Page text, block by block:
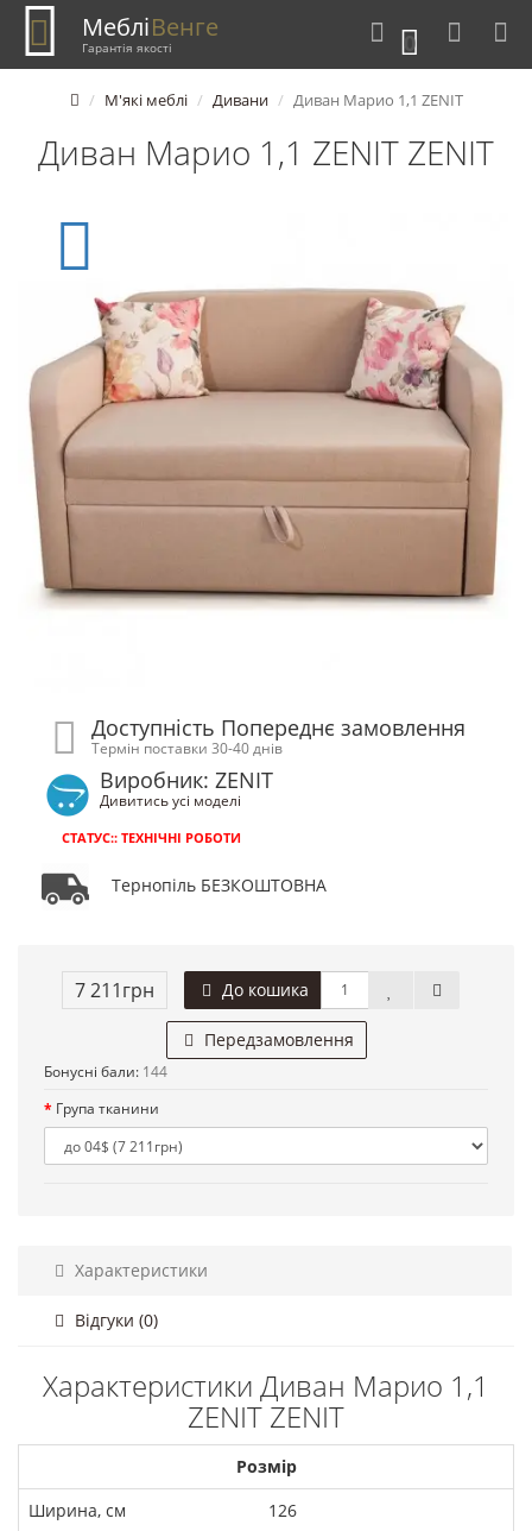
0
МебліВенге
Гарантія якості
М'які меблі Дивани Диван Марио 1,1 ZENIT
Диван Марио 1,1 ZENIT ZENIT
Доступність Попереднє замовлення
Термін поставки 30-40 днів
Виробник: ZENIT
Дивитись усі моделі
СТАТУС:: ТЕХНІЧНІ РОБОТИ
Тернопіль БЕЗКОШТОВНА
7 211грн До кошика
Передзамовлення
Бонусні бали: 144
Група тканини
Характеристики
Відгуки (0)
Характеристики Диван Марио 1,1
ZENIT ZENIT
Розмір
Ширина, см
126